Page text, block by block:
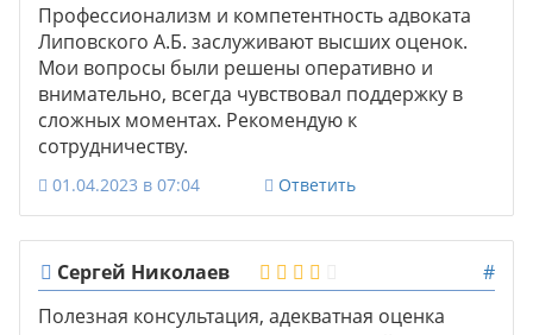
Профессионализм и компетентность адвоката
Липовского А.Б. заслуживают высших оценок.
Мои вопросы были решены оперативно и
внимательно, всегда чувствовал поддержку в
сложных моментах. Рекомендую к
сотрудничеству.
01.04.2023 в 07:04 Ответить
Сергей Николаев
#
Полезная консультация, адекватная оценка